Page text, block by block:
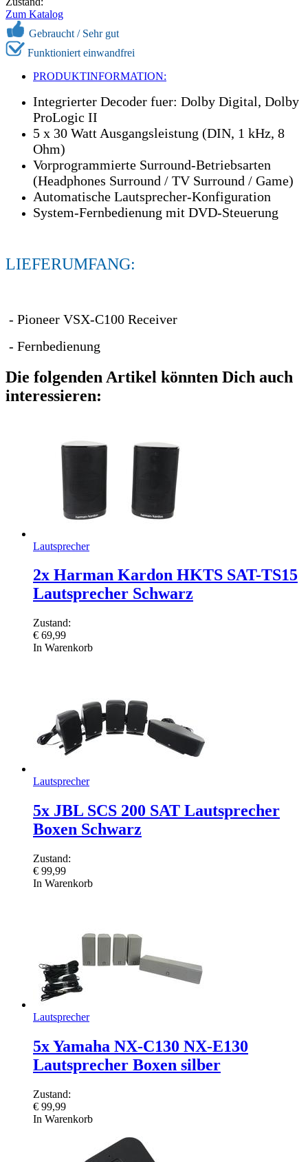
Zum Katalog
Gebraucht / Sehr gut
Funktioniert einwandfrei
PRODUKTINFORMATION:
Integrierter Decoder fuer: Dolby Digital, Dolby
ProLogic II
5 x 30 Watt Ausgangsleistung (DIN, 1 kHz, 8
Ohm)
Vorprogrammierte Surround-Betriebsarten
(Headphones Surround / TV Surround / Game)
Automatische Lautsprecher-Konfiguration
System-Fernbedienung mit DVD-Steuerung
LIEFERUMFANG:
- Pioneer VSX-C100 Receiver
- Fernbedienung
Die folgenden Artikel könnten Dich auch
interessieren:
Lautsprecher
2x Harman Kardon HKTS SAT-TS15
Lautsprecher Schwarz
Zustand:
€ 69,99
In Warenkorb
Lautsprecher
5x JBL SCS 200 SAT Lautsprecher
Boxen Schwarz
Zustand:
€ 99,99
In Warenkorb
Lautsprecher
5x Yamaha NX-C130 NX-E130
Lautsprecher Boxen silber
Zustand:
€ 99,99
In Warenkorb